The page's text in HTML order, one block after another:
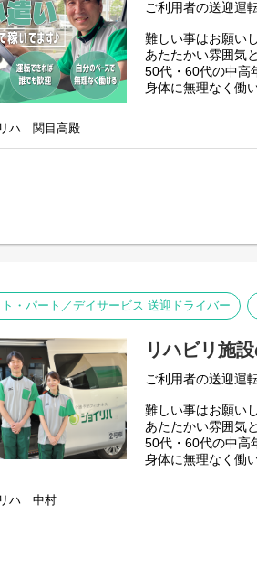
ご利用者の送迎運
難しい事はお願い
あたたかい雰囲気
50代・60代の中高
身体に無理なく働
ハ 関目高殿
・パート／デイサービス 送迎ドライバー
リハビリ施
ご利用者の送迎運
難しい事はお願い
あたたかい雰囲気
50代・60代の中高
身体に無理なく働
ハ 中村